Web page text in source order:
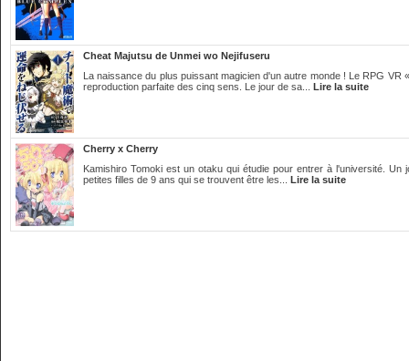
Cheat Majutsu de Unmei wo Nejifuseru
La naissance du plus puissant magicien d'un autre monde ! Le RPG
reproduction parfaite des cinq sens. Le jour de sa... Lire la suite
Cherry x Cherry
Kamishiro Tomoki est un otaku qui étudie pour entrer à l'université.
petites filles de 9 ans qui se trouvent être les... Lire la suite